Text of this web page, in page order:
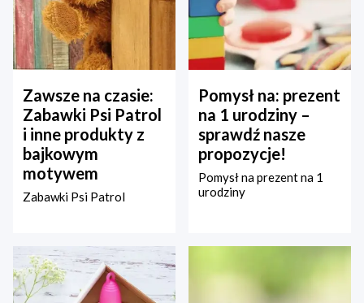
Zawsze na czasie:
Zabawki Psi Patrol
i inne produkty z
bajkowym
motywem
Zabawki Psi Patrol
Pomysł na: prezent
na 1 urodziny –
sprawdź nasze
propozycje!
Pomysł na prezent na 1
urodziny